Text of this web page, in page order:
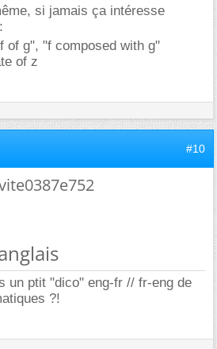
si jamais ça intéresse
of g", "f composed with g"
of z
#10
un ptit "dico" eng-fr // fr-eng de
?!